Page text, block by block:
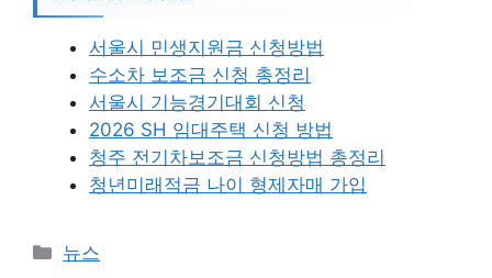
서울시 민생지원금 신청방법
수소차 보조금 신청 총정리
서울시 기능경기대회 신청
2026 SH 임대주택 신청 방법
청주 전기차보조금 신청방법 총정리
청년미래적금 나이 형제자매 가입
카
뉴스